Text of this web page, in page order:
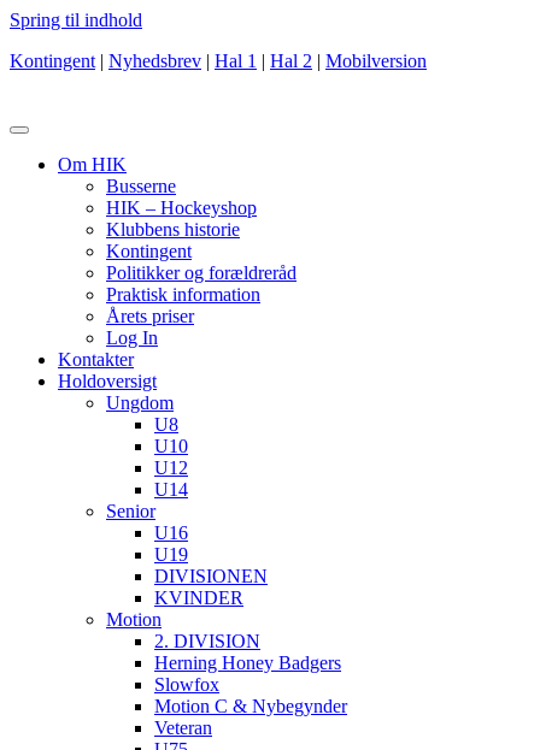
Spring til indhold
Kontingent | Nyhedsbrev | Hal 1 | Hal 2 | Mobilversion
Om HIK
Busserne
HIK – Hockeyshop
Klubbens historie
Kontingent
Politikker og forældreråd
Praktisk information
Årets priser
Log In
Kontakter
Holdoversigt
Ungdom
U8
U10
U12
U14
Senior
U16
U19
DIVISIONEN
KVINDER
Motion
2. DIVISION
Herning Honey Badgers
Slowfox
Motion C & Nybegynder
Veteran